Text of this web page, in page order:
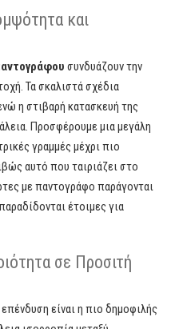
και
συνδυάζουν την
Τα σκαλιστά σχέδια
η στιβαρή κατασκευή της
Προσφέρουμε μια μεγάλη
γραμμές μέχρι πιο
αυτό που ταιριάζει στο
με παντογράφο παράγονται
έτοιμες για
σε Προσιτή
επένδυση είναι η πιο δημοφιλής